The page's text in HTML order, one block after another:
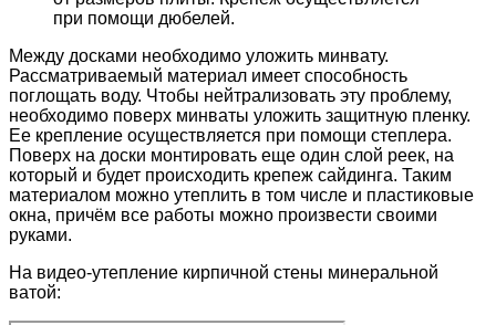
при помощи дюбелей.
Между досками необходимо уложить минвату.
Рассматриваемый материал имеет способность
поглощать воду. Чтобы нейтрализовать эту проблему,
необходимо поверх минваты уложить защитную пленку.
Ее крепление осуществляется при помощи степлера.
Поверх на доски монтировать еще один слой реек, на
который и будет происходить крепеж сайдинга. Таким
материалом можно утеплить в том числе и пластиковые
окна, причём все работы можно произвести своими
руками.
На видео-утепление кирпичной стены минеральной
ватой: